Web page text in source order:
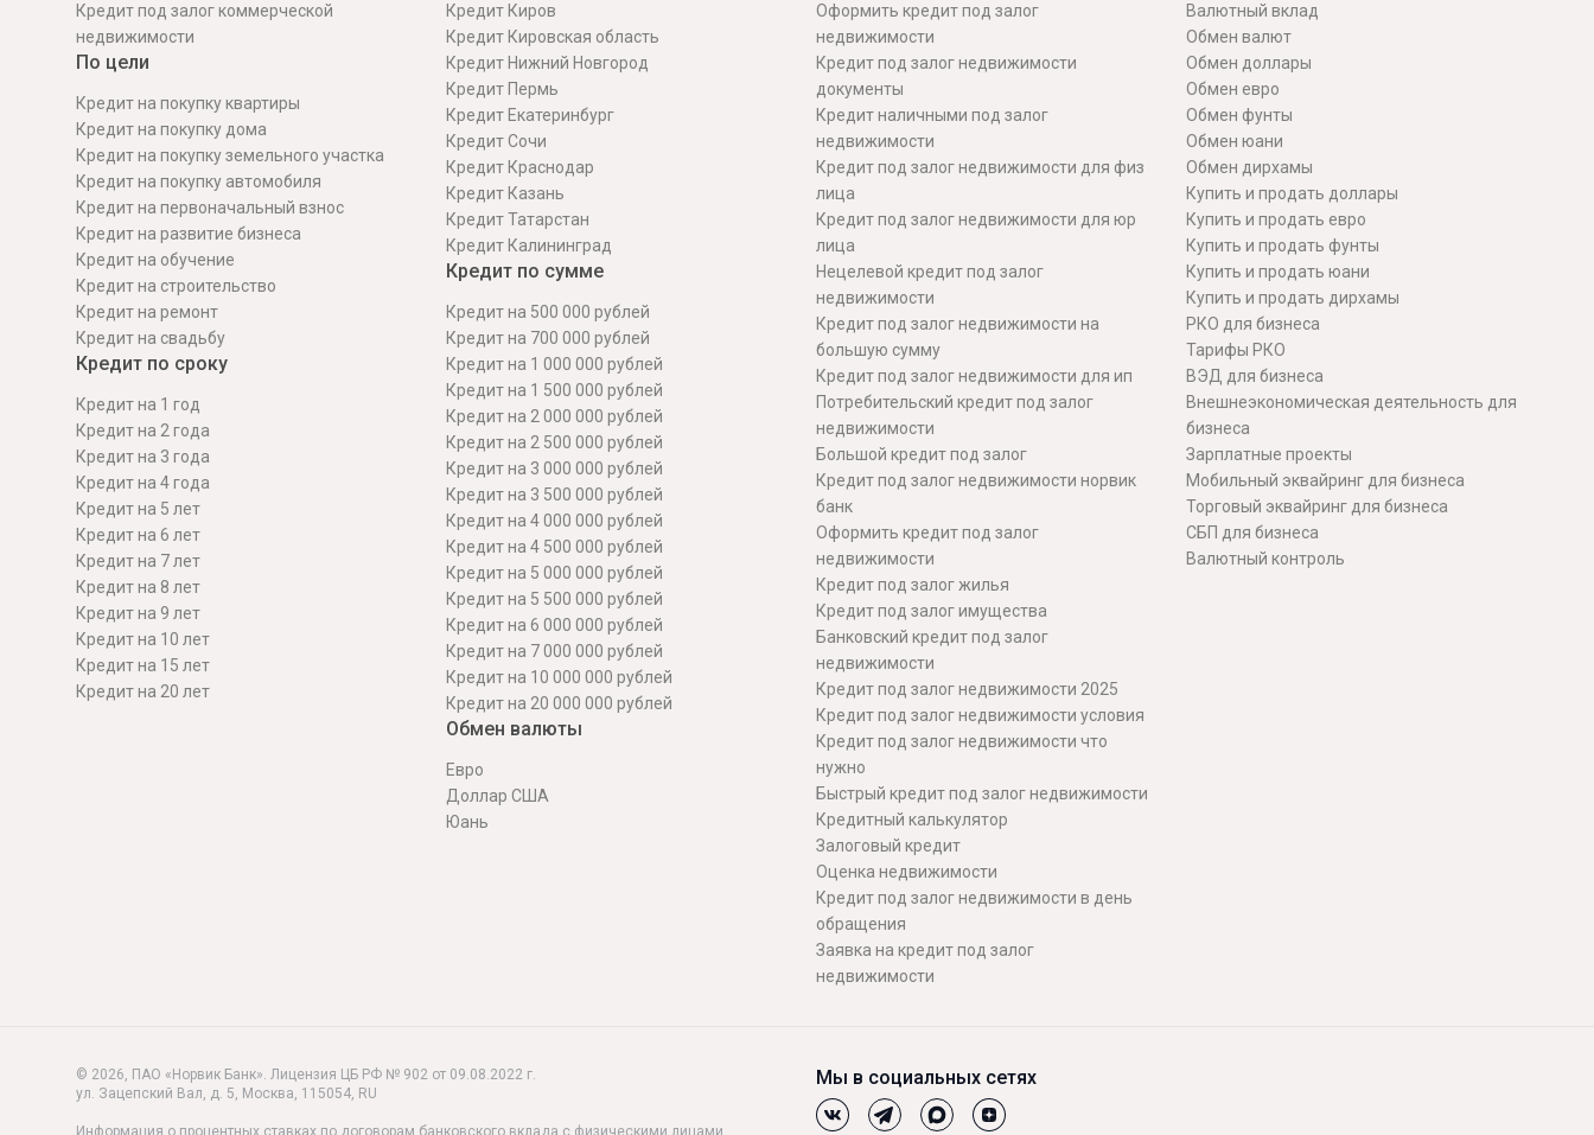
Кредит под залог коммерческой
недвижимости
По цели
Кредит на покупку квартиры
Кредит на покупку дома
Кредит на покупку земельного участка
Кредит на покупку автомобиля
Кредит на первоначальный взнос
Кредит на развитие бизнеса
Кредит на обучение
Кредит на строительcтво
Кредит на ремонт
Кредит на свадьбу
Кредит по сроку
Кредит на 1 год
Кредит на 2 года
Кредит на 3 года
Кредит на 4 года
Кредит на 5 лет
Кредит на 6 лет
Кредит на 7 лет
Кредит на 8 лет
Кредит на 9 лет
Кредит на 10 лет
Кредит на 15 лет
Кредит на 20 лет
Кредит Киров
Кредит Кировская область
Кредит Нижний Новгород
Кредит Пермь
Кредит Екатеринбург
Кредит Сочи
Кредит Краснодар
Кредит Казань
Кредит Татарстан
Кредит Калининград
Кредит по сумме
Кредит на 500 000 рублей
Кредит на 700 000 рублей
Кредит на 1 000 000 рублей
Кредит на 1 500 000 рублей
Кредит на 2 000 000 рублей
Кредит на 2 500 000 рублей
Кредит на 3 000 000 рублей
Кредит на 3 500 000 рублей
Кредит на 4 000 000 рублей
Кредит на 4 500 000 рублей
Кредит на 5 000 000 рублей
Кредит на 5 500 000 рублей
Кредит на 6 000 000 рублей
Кредит на 7 000 000 рублей
Кредит на 10 000 000 рублей
Кредит на 20 000 000 рублей
Обмен валюты
Евро
Доллар США
Юань
Оформить кредит под залог
недвижимости
Кредит под залог недвижимости
документы
Кредит наличными под залог
недвижимости
Кредит под залог недвижимости для физ
лица
Кредит под залог недвижимости для юр
лица
Нецелевой кредит под залог
недвижимости
Кредит под залог недвижимости на
большую сумму
Кредит под залог недвижимости для ип
Потребительский кредит под залог
недвижимости
Большой кредит под залог
Кредит под залог недвижимости норвик
банк
Оформить кредит под залог
недвижимости
Кредит под залог жилья
Кредит под залог имущества
Банковский кредит под залог
недвижимости
Кредит под залог недвижимости 2025
Кредит под залог недвижимости условия
Кредит под залог недвижимости что
нужно
Быстрый кредит под залог недвижимости
Кредитный калькулятор
Залоговый кредит
Оценка недвижимости
Кредит под залог недвижимости в день
обращения
Заявка на кредит под залог
недвижимости
Валютный вклад
Обмен валют
Обмен доллары
Обмен евро
Обмен фунты
Обмен юани
Обмен дирхамы
Купить и продать доллары
Купить и продать евро
Купить и продать фунты
Купить и продать юани
Купить и продать дирхамы
РКО для бизнеса
Тарифы РКО
ВЭД для бизнеса
Внешнеэкономическая деятельность для
бизнеса
Зарплатные проекты
Мобильный эквайринг для бизнеса
Торговый эквайринг для бизнеса
СБП для бизнеса
Валютный контроль
© 2026, ПАО «Норвик Банк». Лицензия ЦБ РФ № 902 от 09.08.2022 г.
ул. Зацепский Вал, д. 5, Москва, 115054, RU
Информация о процентных ставках по договорам банковского вклада с физическими лицами
Мы в социальных сетях